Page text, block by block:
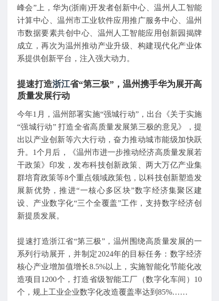
峰会”上，华为(浙南)开发者创新中心、温州人工智能
计算中心、温州市工业软件应用推广服务中心、温州
市数据要素共创中心、温州人工智能应用创新园揭牌
成立，再次为温州推动产业升级、构建现代化产业体
系提供创新平台，注入强大动力。
提速打造浙江省“第三极”，温州携手华为展开高
质量发展行动
今年1月，温州部署实施“强城行动”，出台《关于实施
“强城行动” 打造全省高质量发展第三极的意见》，提
出以产业创新等六大行动，奋力推动城市能级加快跃
升。1个月后，《温州市进一步推动经济高质量发展若
干政策》印发，发布科技创新政策、两大万亿产业集
群培育政策等8个重点领域政策包，以科技创新塑造发
展新优势，推进“一核心多区块”数字经济集聚区建
设、产业数字化“三个全覆盖”工作，支持数字经济创
新提质发展。
提速打造浙江省“第三极”，温州围绕高质量发展的一
系列行动展开，并制定2024年的目标任务：数字经济
核心产业增加值增长8.5%以上，实施智能化节能化改
造项目1200个，打造省级智能工厂（数字化车间）10
个，规上工业企业数字化改造覆盖率达到85%……